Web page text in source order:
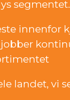
segmentet.
innenfor
jobber
landet, vi